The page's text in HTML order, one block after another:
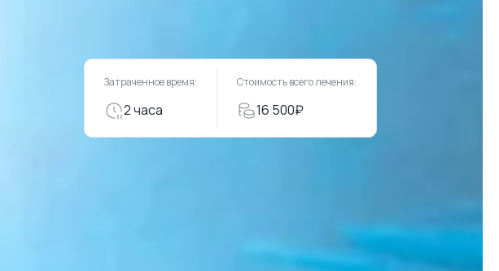
Затраченное время:
2 часа
Стоимость всего лечения:
16 500₽